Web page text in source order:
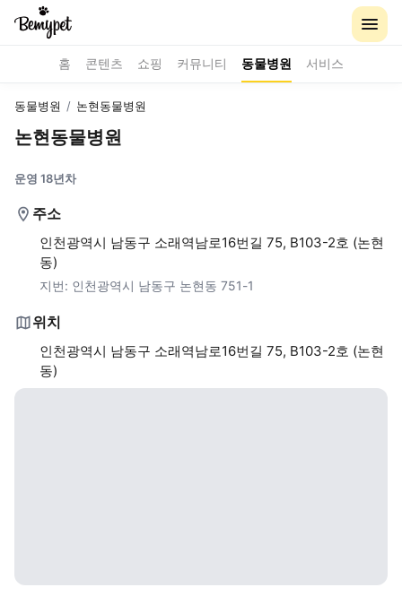
홈 콘텐츠 쇼핑 커뮤니티 동물병원 서비스
동물병원 / 논현동물병원
논현동물병원
운영 18년차
주소
인천광역시 남동구 소래역남로16번길 75, B103-2호 (논현
동)
지번: 인천광역시 남동구 논현동 751-1
위치
인천광역시 남동구 소래역남로16번길 75, B103-2호 (논현
동)